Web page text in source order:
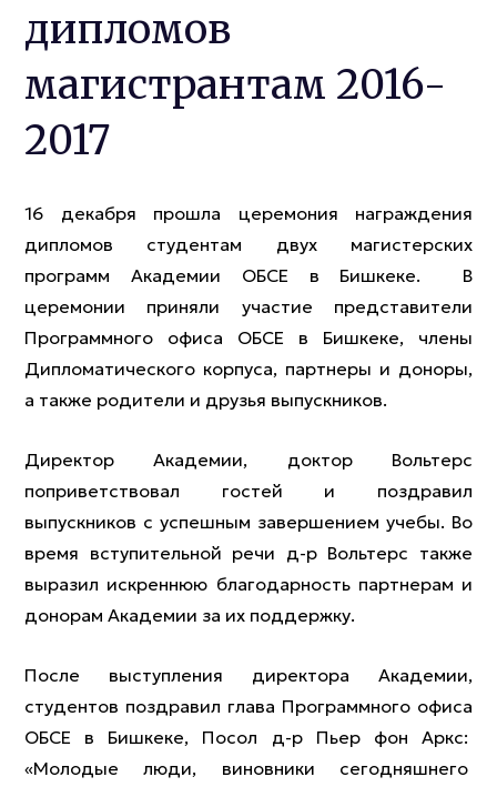
дипломов
магистрантам 2016-
2017
16 декабря прошла церемония награждения
дипломов студентам двух магистерских
программ Академии ОБСЕ в Бишкеке. В
церемонии приняли участие представители
Программного офиса ОБСЕ в Бишкеке, члены
Дипломатического корпуса, партнеры и доноры,
а также родители и друзья выпускников.
Директор Академии, доктор Вольтерс
поприветствовал гостей и поздравил
выпускников с успешным завершением учебы. Во
время вступительной речи д-р Вольтерс также
выразил искреннюю благодарность партнерам и
донорам Академии за их поддержку.
После выступления директора Академии,
студентов поздравил глава Программного офиса
ОБСЕ в Бишкеке, Посол д-р Пьер фон Аркс:
«Молодые люди, виновники сегодняшнего